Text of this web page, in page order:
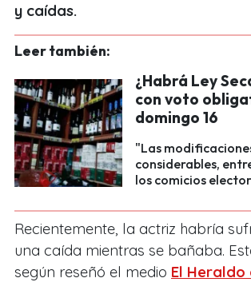
y caídas.
Leer también:
¿Habrá Ley
con voto
domingo 16
"Las
considerables,
los comicios
Recientemente, la actriz habría
una caída mientras se bañaba.
según reseñó el medio El Heraldo